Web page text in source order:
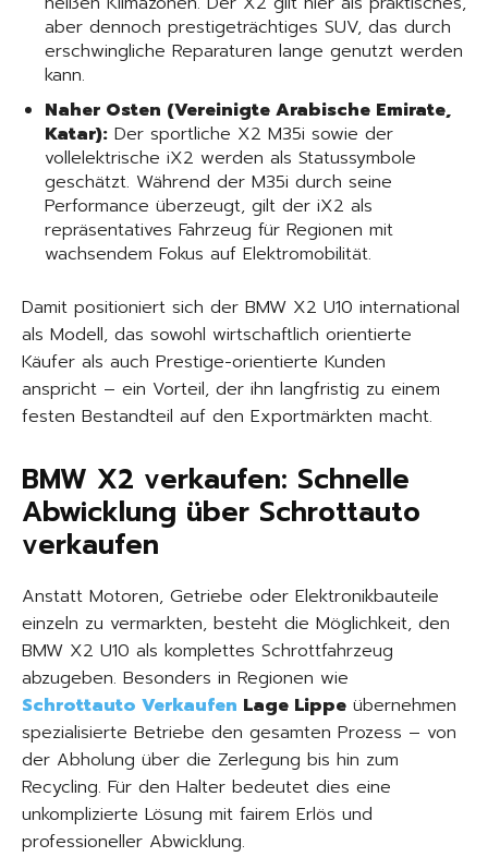
aber dennoch prestigeträchtiges SUV, das durch
erschwingliche Reparaturen lange genutzt werden
kann.
Naher Osten (Vereinigte Arabische Emirate,
Katar): Der sportliche X2 M35i sowie der
vollelektrische iX2 werden als Statussymbole
geschätzt. Während der M35i durch seine
Performance überzeugt, gilt der iX2 als
repräsentatives Fahrzeug für Regionen mit
wachsendem Fokus auf Elektromobilität.
Damit positioniert sich der BMW X2 U10 international
als Modell, das sowohl wirtschaftlich orientierte
Käufer als auch Prestige-orientierte Kunden
anspricht – ein Vorteil, der ihn langfristig zu einem
festen Bestandteil auf den Exportmärkten macht.
BMW X2 verkaufen: Schnelle
Abwicklung über Schrottauto
verkaufen
Anstatt Motoren, Getriebe oder Elektronikbauteile
einzeln zu vermarkten, besteht die Möglichkeit, den
BMW X2 U10 als komplettes Schrottfahrzeug
abzugeben. Besonders in Regionen wie
Schrottauto Verkaufen Lage Lippe übernehmen
spezialisierte Betriebe den gesamten Prozess – von
der Abholung über die Zerlegung bis hin zum
Recycling. Für den Halter bedeutet dies eine
unkomplizierte Lösung mit fairem Erlös und
professioneller Abwicklung.